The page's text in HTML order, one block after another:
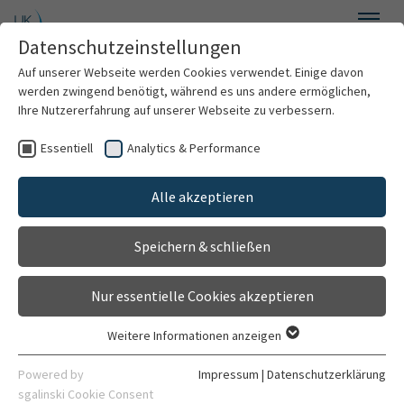
Zum Hauptinhalt springen
Promotionsthemen
4th Heidelberg Spring Symposium Medical
Informatics
Willkommen
Über uns
Medizinische Informatik
Weiterbildung für die ärztliche
Zusatzbezeichnung 'Medizinische
Informatik'
Das Institut besitzt eine
offizielle Weiterbildungsbefugnis der
Bezirksärztekammer Nordbaden.
Die Ärztliche Weiterbildung für die Zusatzweiterbildung
Vorgaben der Landesärztekammer Baden-
Datenschutzeinstellungen
Auf unserer Webseite werden Cookies verwendet. Einige davon
werden zwingend benötigt, während es uns andere ermöglichen,
Ihre Nutzererfahrung auf unserer Webseite zu verbessern.
Essentiell Analytics & Performance
Alle akzeptieren
Speichern & schließen
Nur essentielle Cookies akzeptieren
Essentielle Cookies werden für grundlegende Funktionen der
Webseite benötigt. Dadurch ist gewährleistet, dass die
Weitere Informationen anzeigen
Powered by
sgalinski Cookie Consent
Impressum | Datenschutzerklärung